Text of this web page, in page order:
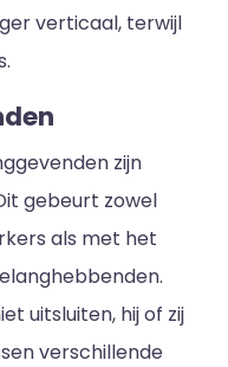
verticaal, terwijl
zijn
gebeurt zowel
als met het
uitsluiten, hij of zij
verschillende